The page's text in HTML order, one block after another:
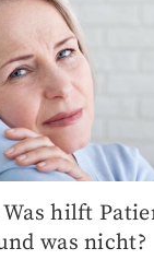
hilft
was nicht?